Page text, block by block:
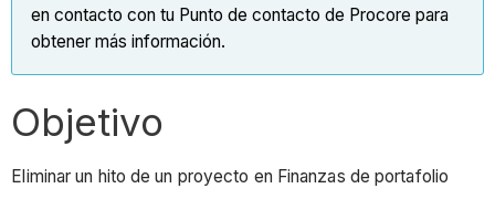
en contacto con tu Punto de contacto de Procore para
obtener más información.
Objetivo
Eliminar un hito de un proyecto en Finanzas de portafolio